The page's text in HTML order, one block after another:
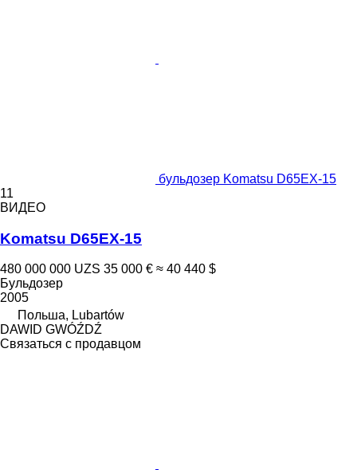
бульдозер Komatsu D65EX-15
11
ВИДЕО
Komatsu D65EX-15
480 000 000 UZS 35 000 € ≈ 40 440 $
Бульдозер
2005
Польша, Lubartów
DAWID GWÓŹDŹ
Связаться с продавцом